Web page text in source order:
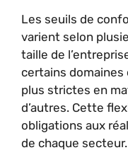
Les seuils de
varient selon
taille de
certains domaines
plus strictes en
d’autres. Cette
obligations aux
de chaque secteur.